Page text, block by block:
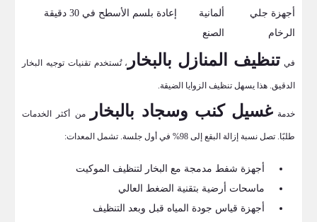
أجهزة جلي
الرخام
ألمانية
الصنع
إعادة بلسم الأسطح في 30 دقيقة
في تنظيف المنازل بالبخار ، تُستخدم تقنيات توجيه البخار
الدقيق. هذا يسهل تنظيف الزوايا الضيقة.
خدمةغسيل كنب وسجاد بالبخار من أكثر الخدمات
طلبًا. تصل نسبة إزالة البقع إلى 98% في أول جلسة. تشمل المعدات:
أجهزة شفط مدمجة مع البخار لتنظيف الموكيت
ماسحات أرضية بتقنية الضغط العالي
أجهزة قياس جودة المياه قبل وبعد التنظيف